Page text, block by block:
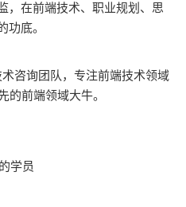
，在前端技术、职业规划、思
底。
咨询团队，专注前端技术领域
的前端领域大牛。
学员